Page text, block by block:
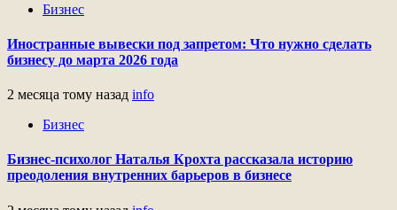
Бизнес
Иностранные вывески под запретом: Что нужно сделать
бизнесу до марта 2026 года
2 месяца тому назад info
Бизнес
Бизнес-психолог Наталья Крохта рассказала историю
преодоления внутренних барьеров в бизнесе